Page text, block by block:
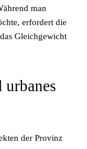
man
erfordert die
Gleichgewicht
der Provinz